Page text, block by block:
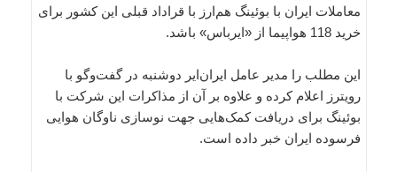
معاملات ایران با بوئینگ هم‌ارز با قراداد قبلی این کشور برای
خرید 118 هواپیما از «ایرباس» باشد.
این مطلب را مدیر عامل ایران‌ایر دوشنبه در گفت‌وگو با
رویترز اعلام کرده و علاوه بر آن از مذاکرات این شرکت با
بوئینگ برای دریافت کمک‌هایی جهت نوسازی ناوگان هوایی
فرسوده ایران خبر داده است.